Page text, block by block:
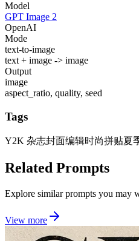
Model
GPT Image 2
OpenAI
Mode
text-to-image
text + image -> image
Output
image
aspect_ratio, quality, seed
Tags
Y2K 杂志封面编辑时尚拼贴夏
Related Prompts
Explore similar prompts you may
View more